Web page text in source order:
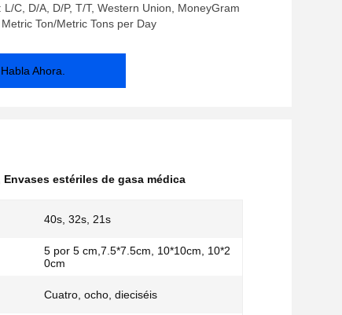
L/C, D/A, D/P, T/T, Western Union, MoneyGram
Ton/Metric Tons per Day
Habla Ahora.
Envases estériles de gasa médica
40s, 32s, 21s
5 por 5 cm,7.5*7.5cm, 10*10cm, 10*2
0cm
Cuatro, ocho, dieciséis